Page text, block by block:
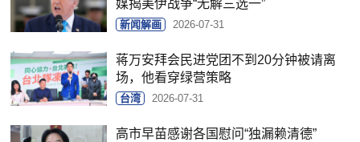
媒揭美伊战争“无解三选一”
新闻解画 2026-07-31
蒋万安拜会民进党团不到20分钟被请离
场，他看穿绿营策略
台湾 2026-07-31
高市早苗感谢各国慰问“独漏赖清德”